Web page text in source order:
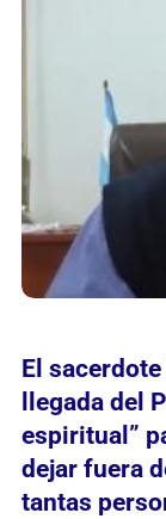
El
llegada del
espiritual”
dejar fuera
tantas